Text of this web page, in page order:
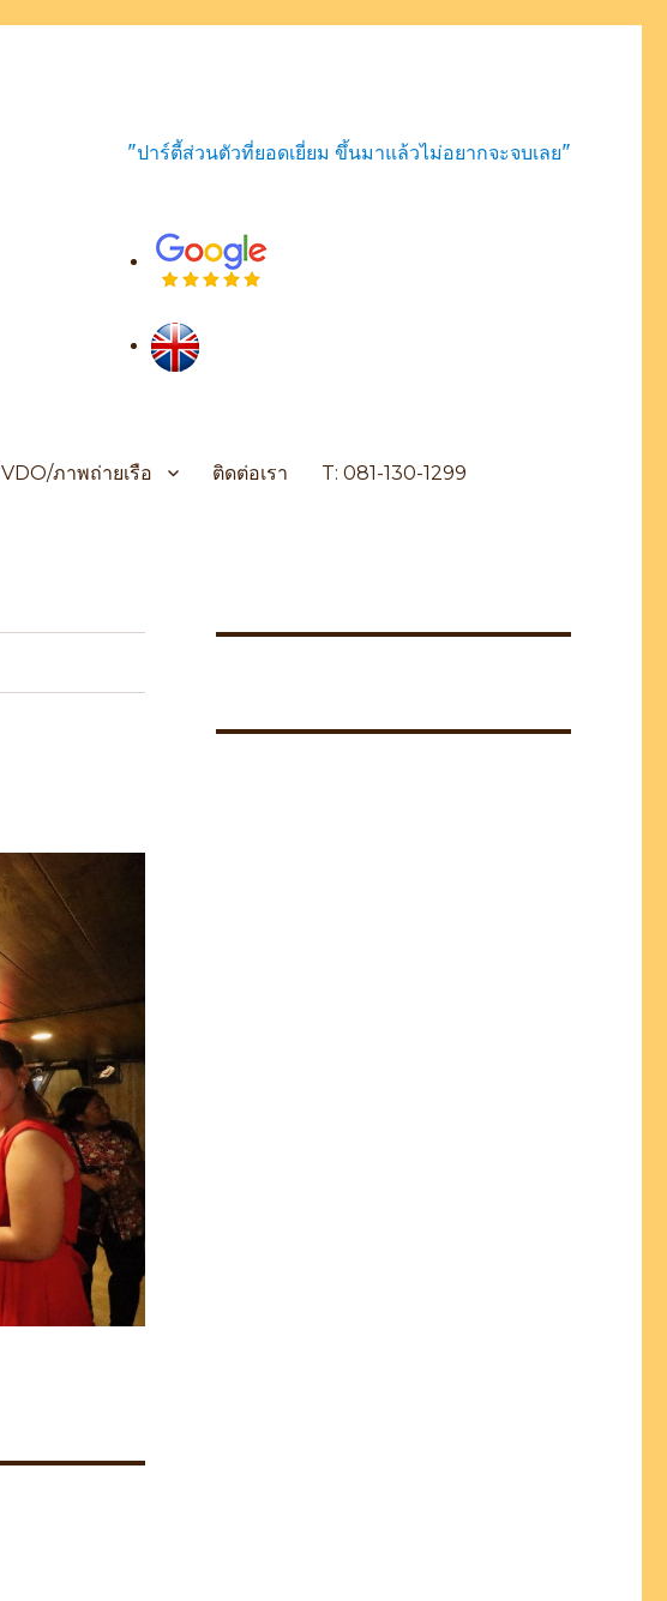
"ปาร์ตี้ส่วนตัวที่ยอดเยี่ยม ขึ้นมาแล้วไม่อยากจะจบเลย"
VDO/ภาพถ่ายเรือ ติดต่อเรา T: 081-130-1299